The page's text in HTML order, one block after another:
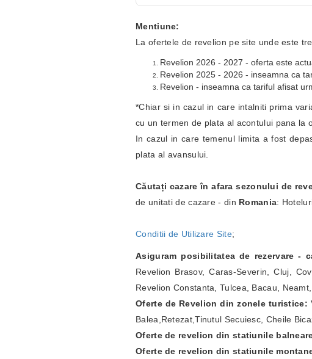
Mentiune:
La ofertele de revelion pe site unde este
Revelion 2026 - 2027 - oferta este
Revelion 2025 - 2026 - inseamna ca
Revelion - inseamna ca tariful afisat
*Chiar si in cazul in care intalniti prima
cu un termen de plata al acontului pana la
In cazul in care temenul limita a fost
plata al avansului.
Căutați cazare în afara sezonului de
de unitati de cazare - din Romania:
Conditii de Utilizare Site;
Asiguram posibilitatea de rezervare -
Revelion Brasov, Caras-Severin, Cluj,
Revelion Constanta, Tulcea, Bacau,
Oferte de Revelion din zonele turistice:
Balea,Retezat,Tinutul Secuiesc, Cheile
Oferte de revelion din statiunile
Oferte de revelion din statiunile